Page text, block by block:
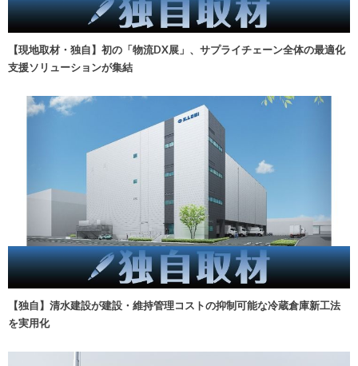
【現地取材・独自】初の「物流DX展」、サプライチェーン全体の最適化
支援ソリューションが集結
【独自】清水建設が建設・維持管理コストの抑制可能な冷蔵倉庫新工法
を実用化